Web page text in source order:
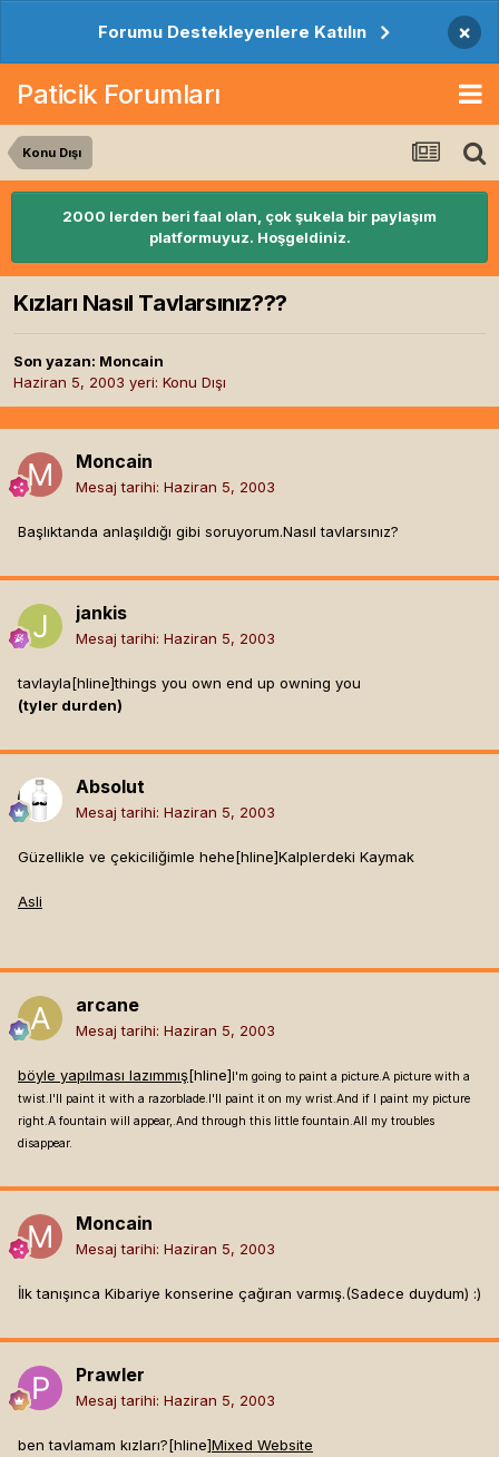
Forumu Destekleyenlere Katılın ×
Paticik Forumları
Konu Dışı
2000 lerden beri faal olan, çok şukela bir paylaşım
platformuyuz. Hoşgeldiniz.
Kızları Nasıl Tavlarsınız???
Son yazan: Moncain
Haziran 5, 2003 yeri: Konu Dışı
Moncain
Mesaj tarihi: Haziran 5, 2003
Başlıktanda anlaşıldığı gibi soruyorum.Nasıl tavlarsınız?
jankis
Mesaj tarihi: Haziran 5, 2003
tavlayla[hline]things you own end up owning you
(tyler durden)
Absolut
Mesaj tarihi: Haziran 5, 2003
Güzellikle ve çekiciliğimle hehe[hline]Kalplerdeki Kaymak
Asli
arcane
Mesaj tarihi: Haziran 5, 2003
böyle yapılması lazımmış[hline] I'm going to paint a picture.A picture with a
twist.I'll paint it with a razorblade.I'll paint it on my wrist.And if I paint my picture
right.A fountain will appear,.And through this little fountain.All my troubles
disappear.
Moncain
Mesaj tarihi: Haziran 5, 2003
İlk tanışınca Kibariye konserine çağıran varmış.(Sadece duydum) :)
Prawler
Mesaj tarihi: Haziran 5, 2003
ben tavlamam kızları?[hline]Mixed Website